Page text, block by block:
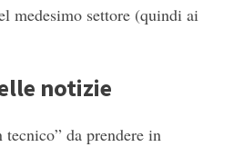
medesimo settore (quindi ai
notizie
da prendere in